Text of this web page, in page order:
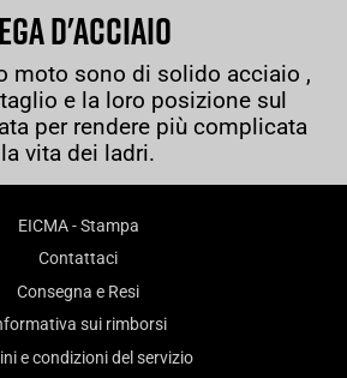
D'ACCIAIO
moto sono di solido acciaio ,
e la loro posizione sul
per rendere più complicata
la vita dei ladri.
EICMA - Stampa
Contattaci
Consegna e Resi
sui rimborsi
e condizioni del servizio